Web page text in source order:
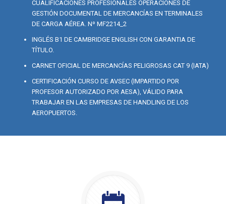
CUALIFICACIONES PROFESIONALES OPERACIONES DE
GESTIÓN DOCUMENTAL DE MERCANCÍAS EN TERMINALES
DE CARGA AÉREA. Nº MF2214_2
INGLÉS B1 DE CAMBRIDGE ENGLISH CON GARANTIA DE
TÍTULO.
CARNET OFICIAL DE MERCANCÍAS PELIGROSAS CAT 9 (IATA)
CERTIFICACIÓN CURSO DE AVSEC (IMPARTIDO POR
PROFESOR AUTORIZADO POR AESA), VÁLIDO PARA
TRABAJAR EN LAS EMPRESAS DE HANDLING DE LOS
AEROPUERTOS.